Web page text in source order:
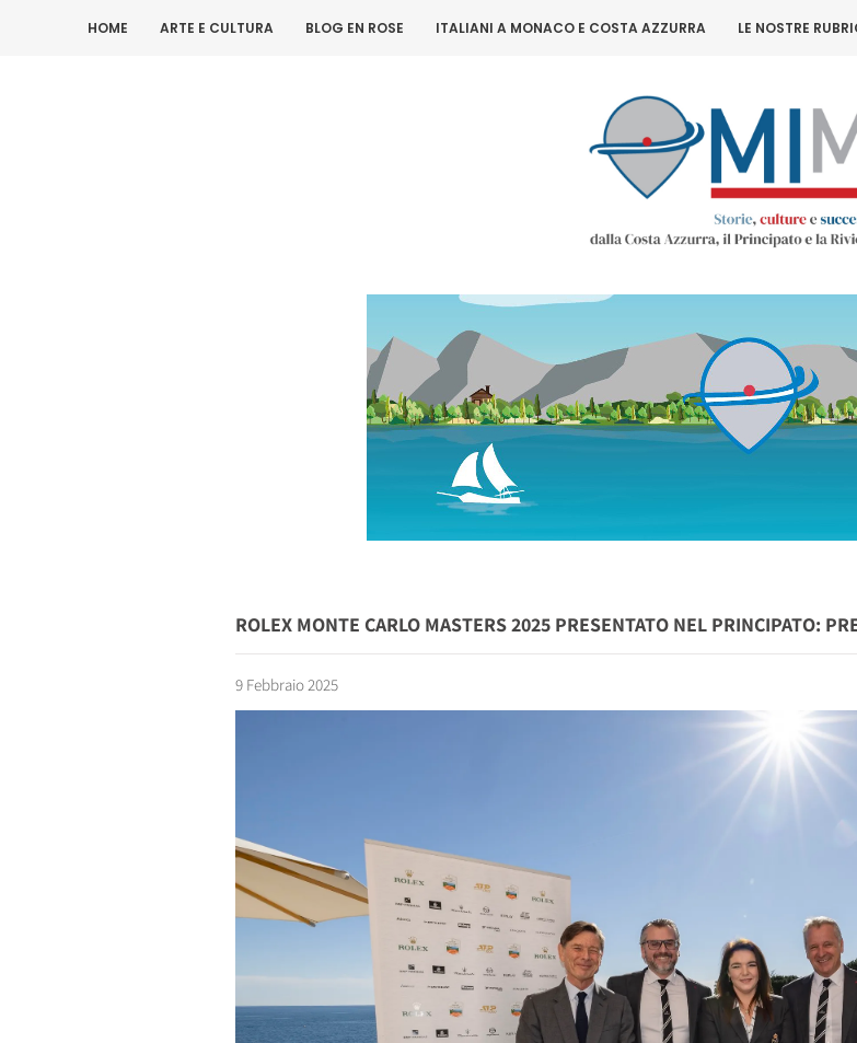
HOME ARTE E CULTURA BLOG EN ROSE ITALIANI A MONACO E COSTA AZZURRA LE NOSTRE
ROLEX MONTE CARLO MASTERS 2025 PRESENTATO NEL PRINCIPATO:
9 Febbraio 2025